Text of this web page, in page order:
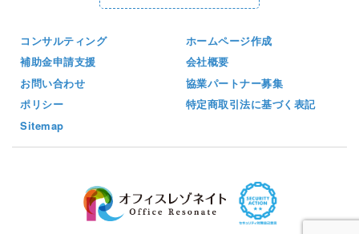
コンサルティング
ホームページ作成
補助金申請支援
会社概要
お問い合わせ
協業パートナー募集
ポリシー
特定商取引法に基づく表記
Sitemap